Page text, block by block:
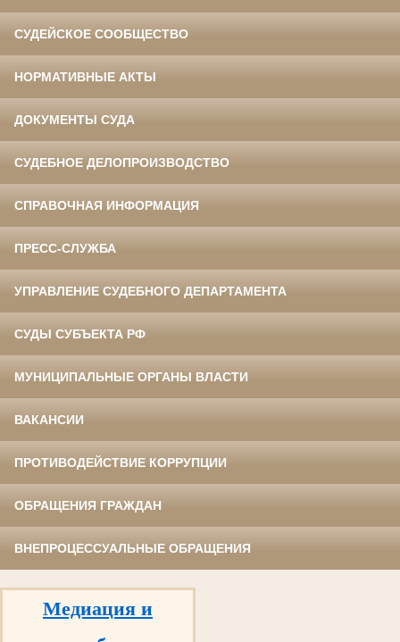
СУДЕЙСКОЕ СООБЩЕСТВО
НОРМАТИВНЫЕ АКТЫ
ДОКУМЕНТЫ СУДА
СУДЕБНОЕ ДЕЛОПРОИЗВОДСТВО
СПРАВОЧНАЯ ИНФОРМАЦИЯ
ПРЕСС-СЛУЖБА
УПРАВЛЕНИЕ СУДЕБНОГО ДЕПАРТАМЕНТА
СУДЫ СУБЪЕКТА РФ
МУНИЦИПАЛЬНЫЕ ОРГАНЫ ВЛАСТИ
ВАКАНСИИ
ПРОТИВОДЕЙСТВИЕ КОРРУПЦИИ
ОБРАЩЕНИЯ ГРАЖДАН
ВНЕПРОЦЕССУАЛЬНЫЕ ОБРАЩЕНИЯ
Медиация и